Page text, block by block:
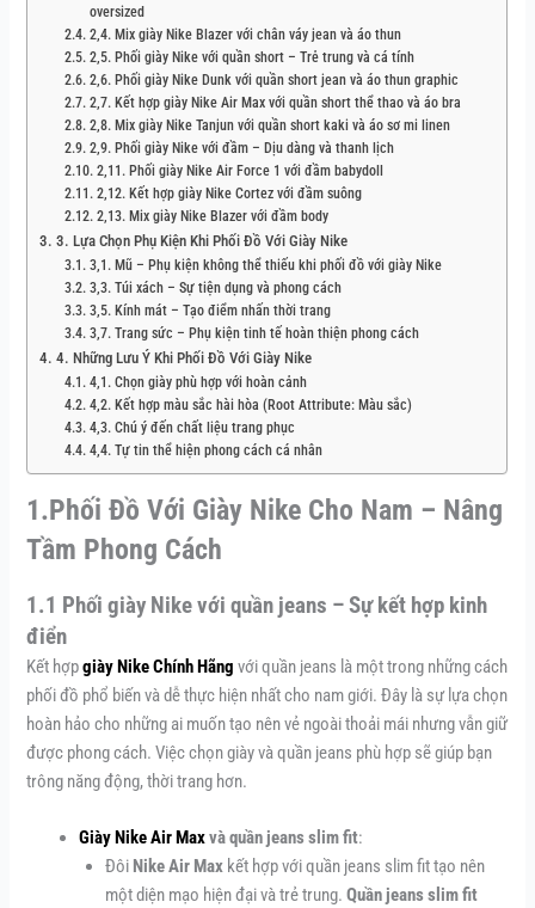
oversized
2,4. Mix giày Nike Blazer với chân váy jean và áo thun
2,5. Phối giày Nike với quần short – Trẻ trung và cá tính
2,6. Phối giày Nike Dunk với quần short jean và áo thun graphic
2,7. Kết hợp giày Nike Air Max với quần short thể thao và áo bra
2,8. Mix giày Nike Tanjun với quần short kaki và áo sơ mi linen
2,9. Phối giày Nike với đầm – Dịu dàng và thanh lịch
2,11. Phối giày Nike Air Force 1 với đầm babydoll
2,12. Kết hợp giày Nike Cortez với đầm suông
2,13. Mix giày Nike Blazer với đầm body
3. Lựa Chọn Phụ Kiện Khi Phối Đồ Với Giày Nike
3,1. Mũ – Phụ kiện không thể thiếu khi phối đồ với giày Nike
3,3. Túi xách – Sự tiện dụng và phong cách
3,5. Kính mát – Tạo điểm nhấn thời trang
3,7. Trang sức – Phụ kiện tinh tế hoàn thiện phong cách
4. Những Lưu Ý Khi Phối Đồ Với Giày Nike
4,1. Chọn giày phù hợp với hoàn cảnh
4,2. Kết hợp màu sắc hài hòa (Root Attribute: Màu sắc)
4,3. Chú ý đến chất liệu trang phục
4,4. Tự tin thể hiện phong cách cá nhân
1.Phối Đồ Với Giày Nike Cho Nam – Nâng
Tầm Phong Cách
1.1 Phối giày Nike với quần jeans – Sự kết hợp kinh
điển
Kết hợpgiày Nike Chính Hãng với quần jeans là một trong những cách
phối đồ phổ biến và dễ thực hiện nhất cho nam giới. Đây là sự lựa chọn
hoàn hảo cho những ai muốn tạo nên vẻ ngoài thoải mái nhưng vẫn giữ
được phong cách. Việc chọn giày và quần jeans phù hợp sẽ giúp bạn
trông năng động, thời trang hơn.
Giày Nike Air Maxvà quần jeans slim fit:
Đôi Nike Air Max kết hợp với quần jeans slim fit tạo nên
một diện mạo hiện đại và trẻ trung.Quần jeans slim fit